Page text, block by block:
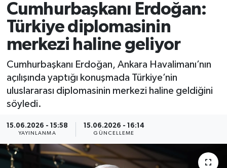
Cumhurbaşkanı Erdoğan:
Türkiye diplomasinin
merkezi haline geliyor
Cumhurbaşkanı Erdoğan, Ankara Havalimanı’nın
açılışında yaptığı konuşmada Türkiye’nin
uluslararası diplomasinin merkezi haline geldiğini
söyledi.
15.06.2026 - 15:58
YAYINLANMA
15.06.2026 - 16:14
GÜNCELLEME
Genel
Güncel
Güvenlik
Kültür Sanat
Magazin
Medya
Tüm Manşetler
Son Dakika Haberleri
Haber Arşivi